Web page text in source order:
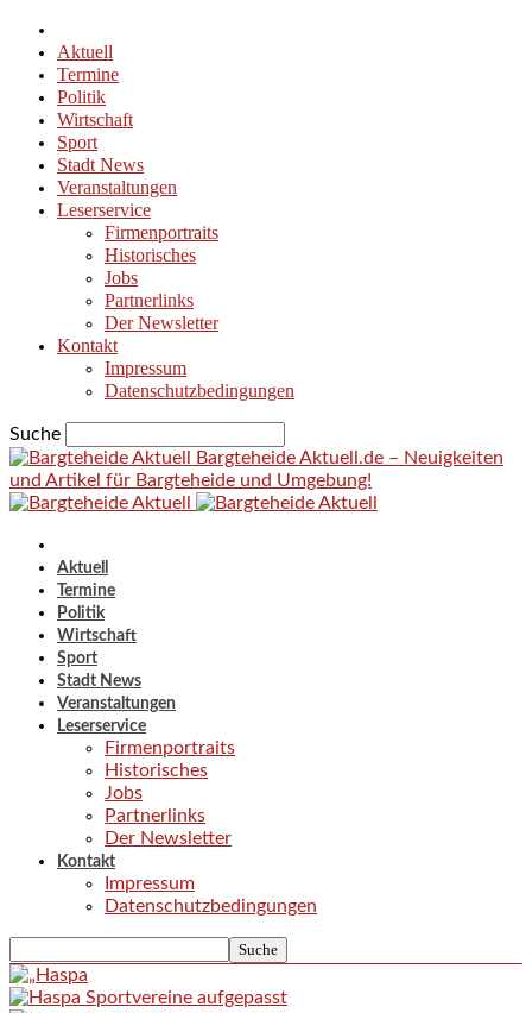
Aktuell
Termine
Politik
Wirtschaft
Sport
Stadt News
Veranstaltungen
Leserservice
Firmenportraits
Historisches
Jobs
Partnerlinks
Der Newsletter
Kontakt
Impressum
Datenschutzbedingungen
Suche
Bargteheide Aktuell.de – Neuigkeiten
und Artikel für Bargteheide und Umgebung!
Aktuell
Termine
Politik
Wirtschaft
Sport
Stadt News
Veranstaltungen
Leserservice
Firmenportraits
Historisches
Jobs
Partnerlinks
Der Newsletter
Kontakt
Impressum
Datenschutzbedingungen